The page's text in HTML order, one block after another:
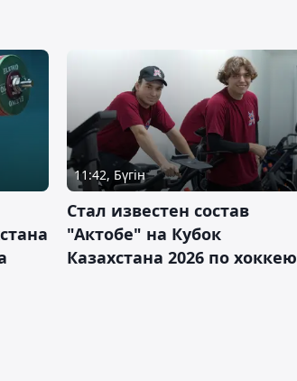
11:42, Бүгін
Стал известен состав
"Актобе" на Кубок
Казахстана 2026 по хоккею